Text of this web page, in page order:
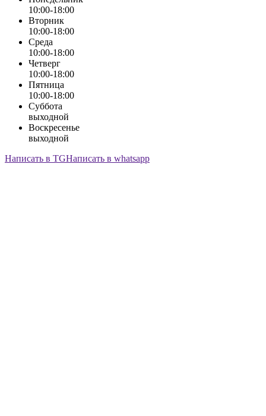
10:00-18:00
Вторник
10:00-18:00
Среда
10:00-18:00
Четверг
10:00-18:00
Пятница
10:00-18:00
Суббота
выходной
Воскресенье
выходной
Написать в TGНаписать в whatsapp